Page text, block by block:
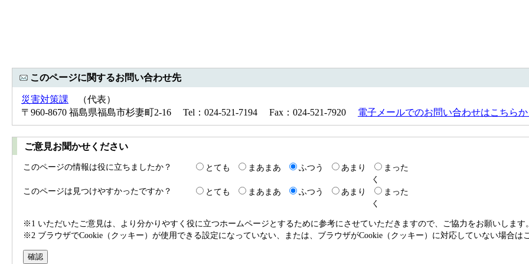
このページに関するお問い合わせ先
災害対策課 （代表）
〒960-8670 福島県福島市杉妻町2-16 Tel：024-521-7194 Fax：024-521-7920 電子メールでのお問い合わせはこちらか
ご意見お聞かせください
このページの情報は役に立ちましたか？ とても まあまあ ふつう あまり
まった
く
このページは見つけやすかったですか？
とても まあまあ ふつう あまり
まった
く
※1 いただいたご意見は、より分かりやすく役に立つホームページとするために参考にさせていただきますので、ご協力をお願いします
※2 ブラウザでCookie（クッキー）が使用できる設定になっていない、または、ブラウザがCookie（クッキー）に対応していない場合は